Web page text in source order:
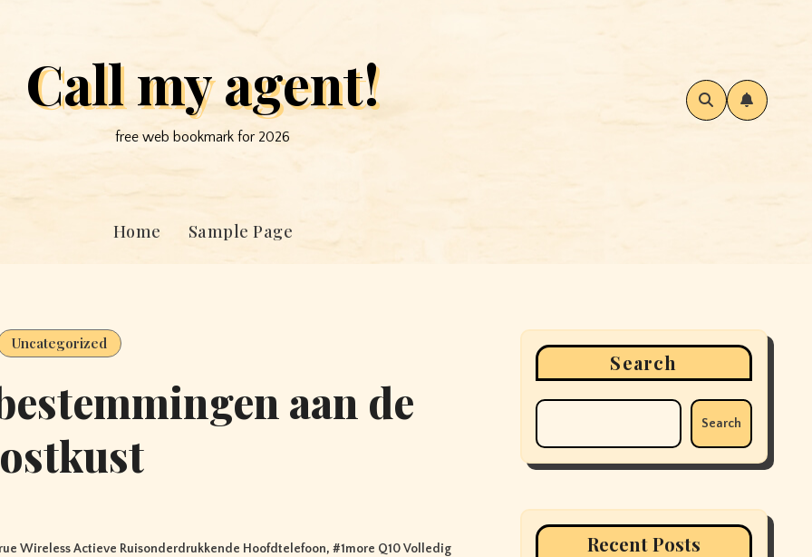
Call my agent!
free web bookmark for 2026
Home Sample Page
Uncategorized
aan de
Wireless Actieve Ruisonderdrukkende Hoofdtelefoon, #1more Q10 Volledig
Search
Search
Recent Posts